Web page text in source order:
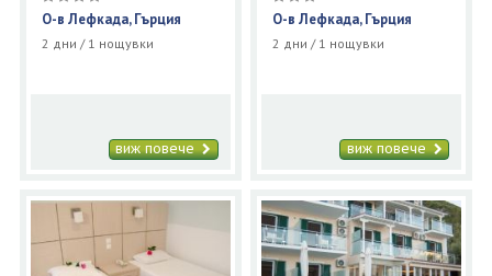
О-в Лефкада, Гърция
2 дни / 1 нощувки
виж повече
О-в Лефкада, Гърция
2 дни / 1 нощувки
виж повече